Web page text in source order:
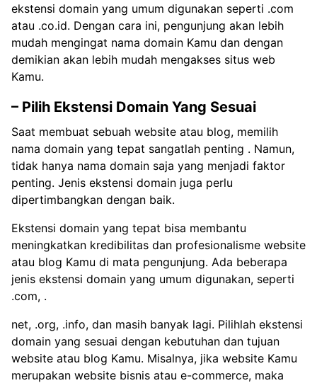
ekstensi domain yang umum digunakan seperti .com
atau .co.id. Dengan cara ini, pengunjung akan lebih
mudah mengingat nama domain Kamu dan dengan
demikian akan lebih mudah mengakses situs web
Kamu.
– Pilih Ekstensi Domain Yang Sesuai
Saat membuat sebuah website atau blog, memilih
nama domain yang tepat sangatlah penting . Namun,
tidak hanya nama domain saja yang menjadi faktor
penting. Jenis ekstensi domain juga perlu
dipertimbangkan dengan baik.
Ekstensi domain yang tepat bisa membantu
meningkatkan kredibilitas dan profesionalisme website
atau blog Kamu di mata pengunjung. Ada beberapa
jenis ekstensi domain yang umum digunakan, seperti
.com, .
net, .org, .info, dan masih banyak lagi. Pilihlah ekstensi
domain yang sesuai dengan kebutuhan dan tujuan
website atau blog Kamu. Misalnya, jika website Kamu
merupakan website bisnis atau e-commerce, maka